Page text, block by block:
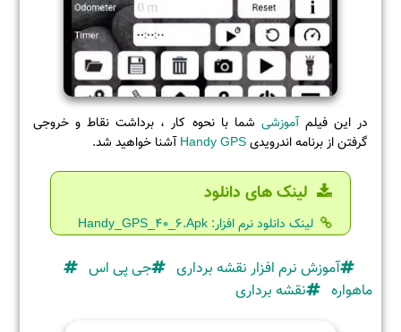
در این فیلمآموزشی شما با نحوه کار ، برداشت نقاط و خروجی
گرفتن از برنامه اندرویدیHandy GPSآشنا خواهید شد.
لینک های دانلود
لینک دانلود نرم افزار: Handy_GPS_40_6.Apk
آموزش نرم افزار نقشه برداری
جی پی اس
ماهواره
نقشه برداری